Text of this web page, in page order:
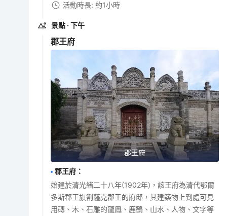
活動時長: 約1小時
景點 · 下午
郡王府
郡王府
郡王府 ：
始建於清光緒二十八年(1902年)，該王府為清代鄂爾
多斯郡王旗劄薩克郡王的府邸，其建築物上到處可見
用磚、木、石雕的龍鳳、鹿鶴、山水、人物、文字等